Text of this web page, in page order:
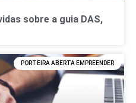
sobre a guia DAS,
PORTEIRA ABERTA EMPREENDER